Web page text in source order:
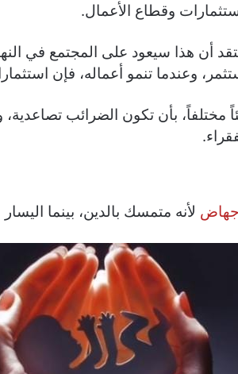
وقطاع الأعمال.
أن هذا سيعود على المجتمع في
وعندما تنمو أعماله، فإن
مختلفاً، بأن تكون الضرائب
لأنه متمسك بالدين، بينما اليسار